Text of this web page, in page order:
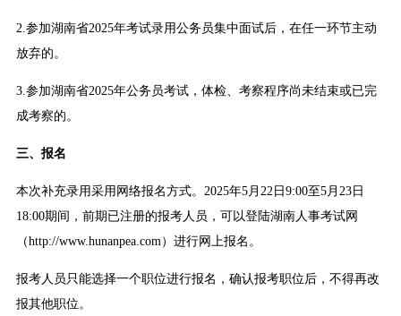
2.参加湖南省2025年考试录用公务员集中面试后，在任一环节主动
放弃的。
3.参加湖南省2025年公务员考试，体检、考察程序尚未结束或已完
成考察的。
三、报名
本次补充录用采用网络报名方式。2025年5月22日9:00至5月23日
18:00期间，前期已注册的报考人员，可以登陆湖南人事考试网
（http://www.hunanpea.com）进行网上报名。
报考人员只能选择一个职位进行报名，确认报考职位后，不得再改
报其他职位。